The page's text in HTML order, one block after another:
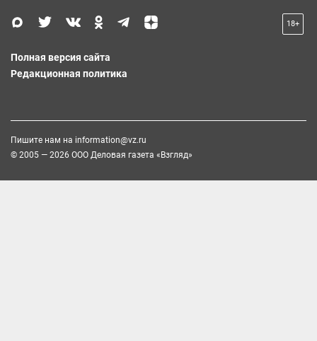
18+
Полная версия сайта
Редакционная политика
Пишите нам на information@vz.ru
© 2005 — 2026 ООО Деловая газета «Взгляд»